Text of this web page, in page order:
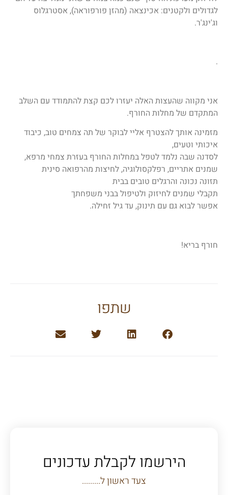
לגדולים ולקטנים: אכינצאה (מהזן פורפוראה), אסטרגלוס
וג'ינג'ר.
.
אני מקווה שהעצות האלה יעזרו לכם קצת להתמודד עם השלב
המתקדם של מחלות החורף.
מזמינה אותך להצטרף אליי לבוקר של תה צמחים טוב, כיבוד
איכותי וטעים,
לסדנה שבה נלמד לטפל במחלות החורף בעזרת צמחי מרפא,
שמנים אתריים, רפלקסולוגיה, לחיצות מהרפואה סינית
תזונה נכונה והרגלים טובים בבית
תקבלי שמנים לחיזוק ולטיפול בבני משפחתך
אפשר לבוא גם עם תינוק, עד גיל זחילה.
חורף בריא!
שתפו
הירשמו לקבלת עדכונים
צעד ראשון ל.........